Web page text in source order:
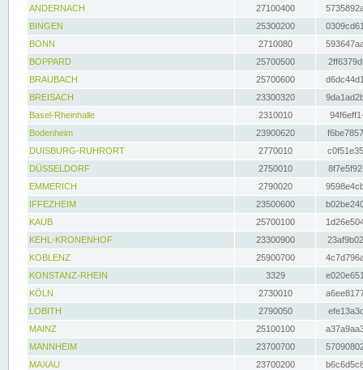
ANDERNACH
27100400
BINGEN
25300200
BONN
2710080
BOPPARD
25700500
BRAUBACH
25700600
BREISACH
23300320
Basel-Rheinhalle
2310010
Bodenheim
23900620
DUISBURG-RUHRORT
2770010
DÜSSELDORF
2750010
EMMERICH
2790020
IFFEZHEIM
23500600
KAUB
25700100
KEHL-KRONENHOF
23300900
KOBLENZ
25900700
KONSTANZ-RHEIN
3329
KÖLN
2730010
LOBITH
2790050
MAINZ
25100100
MANNHEIM
23700700
MAXAU
23700200